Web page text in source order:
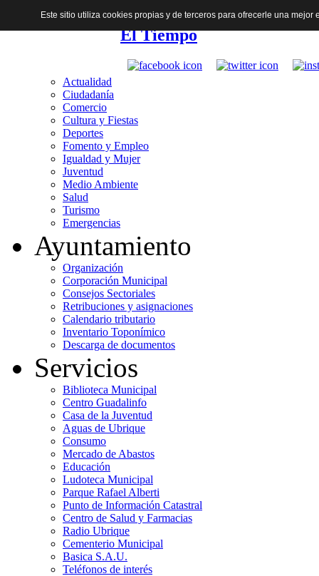
El Tiempo
Actualidad
Ciudadanía
Comercio
Cultura y Fiestas
Deportes
Fomento y Empleo
Igualdad y Mujer
Juventud
Medio Ambiente
Salud
Turismo
Emergencias
Ayuntamiento
Organización
Corporación Municipal
Consejos Sectoriales
Retribuciones y asignaciones
Calendario tributario
Inventario Toponímico
Descarga de documentos
Servicios
Biblioteca Municipal
Centro Guadalinfo
Casa de la Juventud
Aguas de Ubrique
Consumo
Mercado de Abastos
Educación
Ludoteca Municipal
Parque Rafael Alberti
Punto de Información Catastral
Centro de Salud y Farmacias
Radio Ubrique
Cementerio Municipal
Basica S.A.U.
Teléfonos de interés
Este sitio utiliza cookies propias y de terceros para ofrecerle una